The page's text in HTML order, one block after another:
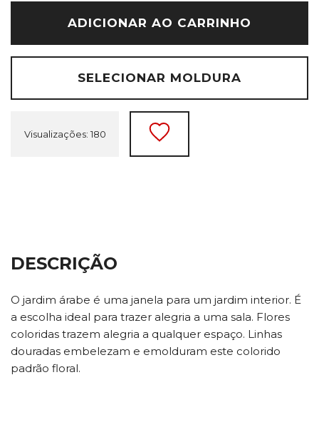
ADICIONAR AO CARRINHO
SELECIONAR MOLDURA
Visualizações: 180
DESCRIÇÃO
O jardim árabe é uma janela para um jardim interior. É
a escolha ideal para trazer alegria a uma sala. Flores
coloridas trazem alegria a qualquer espaço. Linhas
douradas embelezam e emolduram este colorido
padrão floral.